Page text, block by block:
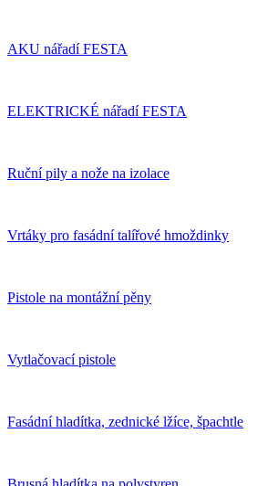
AKU nářadí FESTA
ELEKTRICKÉ nářadí FESTA
Ruční pily a nože na izolace
Vrtáky pro fasádní talířové hmoždinky
Pistole na montážní pěny
Vytlačovací pistole
Fasádní hladítka, zednické lžíce, špachtle